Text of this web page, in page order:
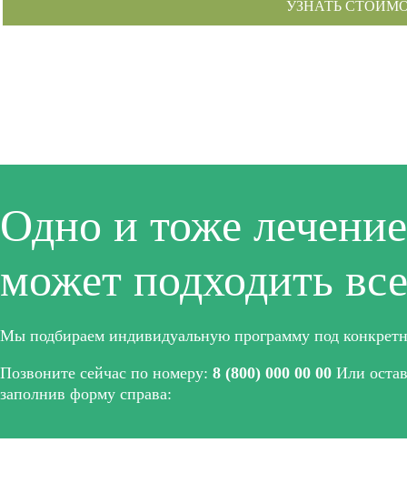
Одно и тоже
может подходить
Мы подбираем индивидуальную программу под
Позвоните сейчас по номеру: 8 (800) 000 00 00 Или
заполнив форму справа: